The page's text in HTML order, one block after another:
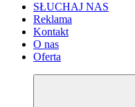
SŁUCHAJ NAS
Reklama
Kontakt
O nas
Oferta